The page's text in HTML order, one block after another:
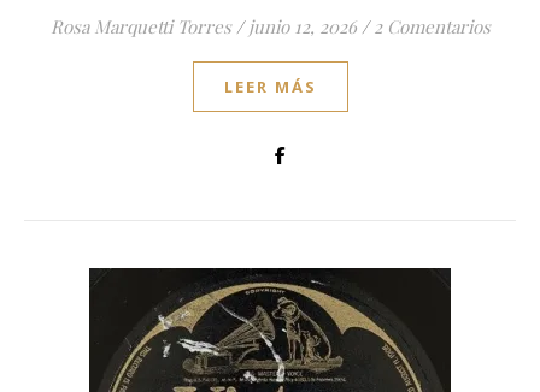
Rosa Marquetti Torres / junio 12, 2026 / 2 Comentarios
LEER MÁS